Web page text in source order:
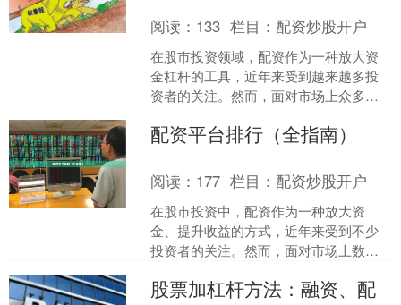
阅读： 133 栏目：配资炒股开户
在股市投资领域，配资作为一种放大资
金杠杆的工具，近年来受到越来越多投
资者的关注。然而，面对市场上众多的
服务优质的门户，成为投资....
配资平台排行（全指南）
阅读： 177 栏目：配资炒股开户
在股市投资中，配资作为一种放大资
金、提升收益的方式，近年来受到不少
投资者的关注。然而，面对市场上数量
选出安全、合规、服务优质的....
股票加杠杆方法：融资、配